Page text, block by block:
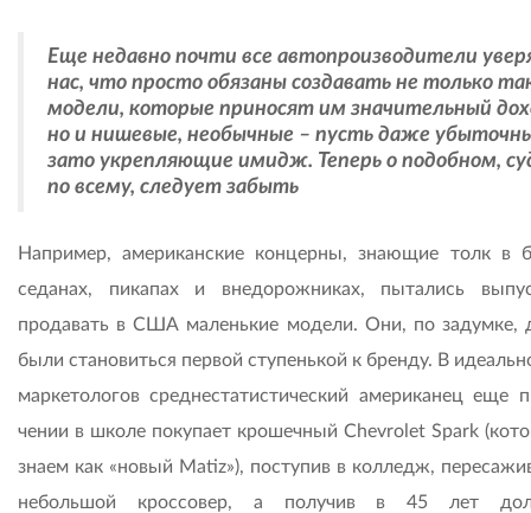
Еще недавно почти все автопроизводители
нас, что просто обязаны создавать не только
модели, которые приносят им значительный
но и нишевые, необычные – пусть даже
зато укрепляющие имидж. Теперь о подобном,
по всему, следует забыть
Например, американские концерны, знающие толк в
седанах, пикапах и внедорожниках, пытались
продавать в США маленькие модели. Они, по задумке,
были становиться первой ступенькой к бренду. В
маркетологов среднестатистический американец еще
чении в школе покупает крошечный Chevrolet Spark
знаем как «новый Matiz»), поступив в колледж,
небольшой кроссовер, а получив в 45 лет